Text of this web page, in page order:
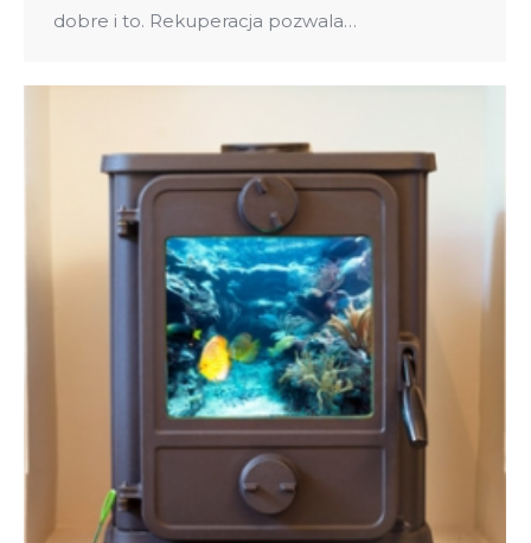
dobre i to. Rekuperacja pozwala…